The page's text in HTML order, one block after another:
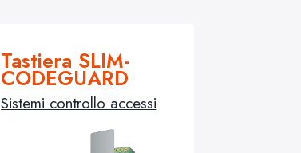
Tastiera SLIM-
CODEGUARD
Sistemi controllo accessi